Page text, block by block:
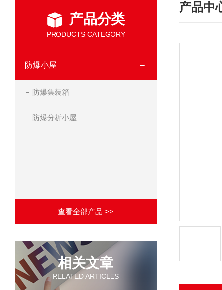
产品分类
PRODUCTS CATEGORY
防爆小屋
防爆集装箱
防爆分析小屋
查看全部产品 >>
相关文章
RELATED ARTICLES
产品中